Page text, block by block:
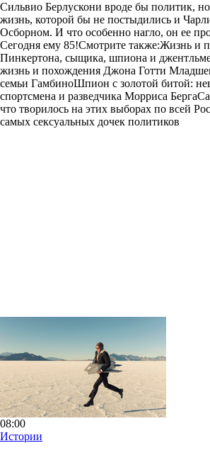
Сильвио Берлускони вроде бы политик,
жизнь, которой бы не постыдились и
Осборном. И что особенно нагло, он ее
Сегодня ему 85!Смотрите также:Жизнь и
Пинкертона, сыщика, шпиона и
жизнь и похождения Джона Готти
семьи ГамбиноШпион с золотой битой:
спортсмена и разведчика Морриса
что творилось на этих выборах по всей
самых сексуальных дочек политиков
08:00
Истории